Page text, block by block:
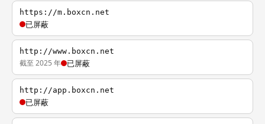
https://m.boxcn.net
已屏蔽
http://www.boxcn.net
截至 2025 年 已屏蔽
http://app.boxcn.net
已屏蔽